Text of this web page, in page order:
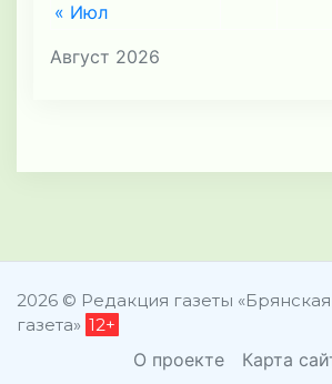
Август 2026
« Июл
2026 © Редакция газеты
газета» 12+
О проекте Карта